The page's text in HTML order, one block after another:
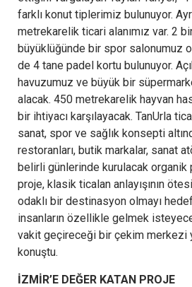
farklı konut tiplerimiz bulunuyor.
metrekarelik ticari alanımız var. 2
büyüklüğünde bir spor salonumuz
de 4 tane padel kortu bulunuyor.
havuzumuz ve büyük bir
alacak. 450 metrekarelik hayvan
bir ihtiyacı karşılayacak. TanUrla
sanat, spor ve sağlık konsepti
restoranları, butik markalar, sanat
belirli günlerinde kurulacak organik
proje, klasik ticalan anlayışının
odaklı bir destinasyon olmayı
insanların özellikle gelmek
vakit geçireceği bir çekim merkezi
konuştu.
İZMİR’E DEĞER KATAN PROJE